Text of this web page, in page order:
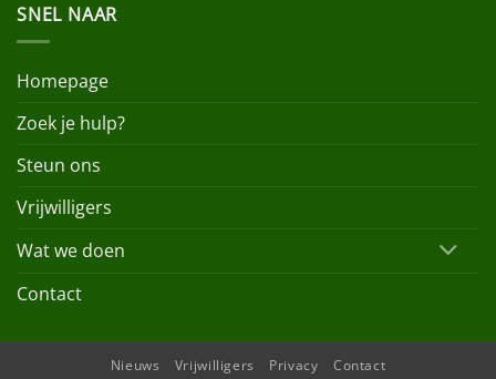
SNEL NAAR
Homepage
Zoek je hulp?
Steun ons
Vrijwilligers
Wat we doen
Contact
Nieuws Vrijwilligers Privacy Contact